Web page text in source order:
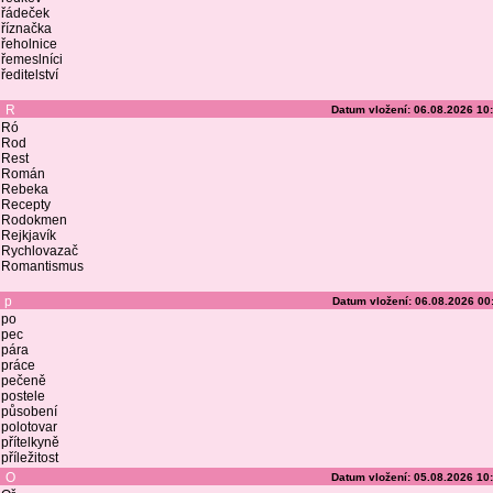
řádeček
říznačka
řeholnice
řemeslníci
ředitelství
R Datum vložení: 06.08.2026
Ró
Rod
Rest
Román
Rebeka
Recepty
Rodokmen
Rejkjavík
Rychlovazač
Romantismus
p Datum vložení: 06.08.2026
po
pec
pára
práce
pečeně
postele
působení
polotovar
přítelkyně
příležitost
O Datum vložení: 05.08.2026